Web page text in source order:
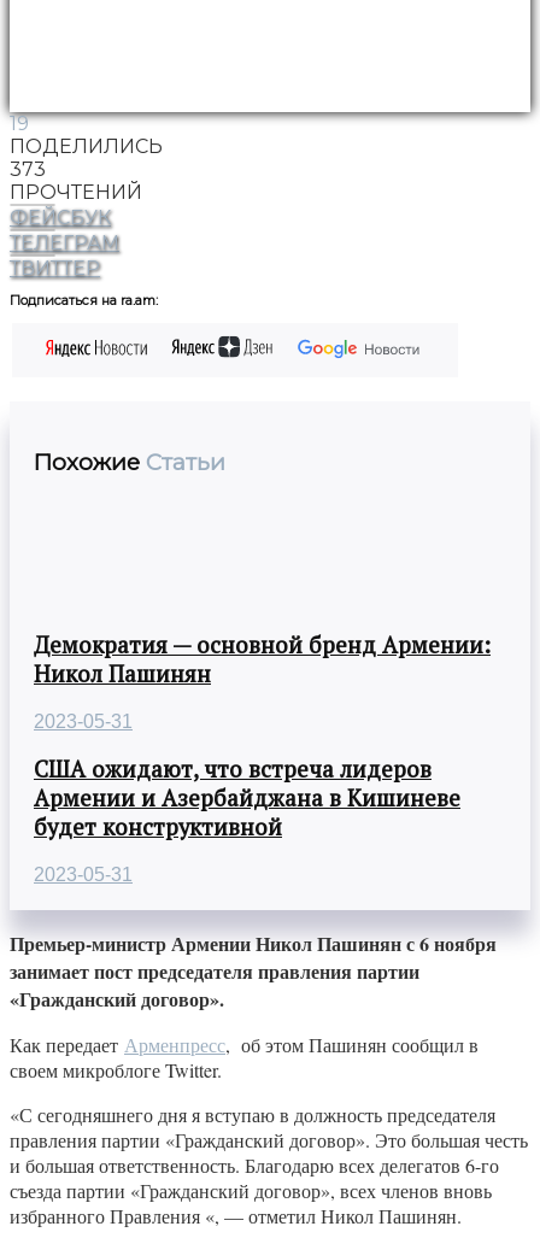
19
ПОДЕЛИЛИСЬ
373
ПРОЧТЕНИЙ
ФЕЙСБУК
ТЕЛЕГРАМ
ТВИТТЕР
Подписаться на ra.am:
Похожие Статьи
Демократия — основной бренд Армении:
Никол Пашинян
2023-05-31
США ожидают, что встреча лидеров
Армении и Азербайджана в Кишиневе
будет конструктивной
2023-05-31
Премьер-министр Армении Никол Пашинян с 6 ноября
занимает пост председателя правления партии
«Гражданский договор».
Как передает Арменпресс, об этом Пашинян сообщил в
своем микроблоге Twitter.
«С сегодняшнего дня я вступаю в должность председателя
правления партии «Гражданский договор». Это большая честь
и большая ответственность. Благодарю всех делегатов 6-го
съезда партии «Гражданский договор», всех членов вновь
избранного Правления «, — отметил Никол Пашинян.